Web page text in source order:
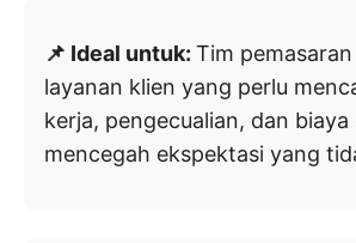
📌 Ideal untuk: Tim
layanan klien yang perlu
kerja, pengecualian, dan
mencegah ekspektasi yang